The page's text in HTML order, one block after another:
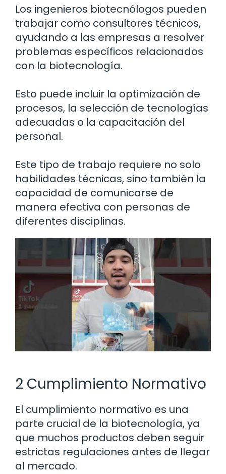
Los ingenieros biotecnólogos pueden
trabajar como consultores técnicos,
ayudando a las empresas a resolver
problemas específicos relacionados
con la biotecnología.
Esto puede incluir la optimización de
procesos, la selección de tecnologías
adecuadas o la capacitación del
personal.
Este tipo de trabajo requiere no solo
habilidades técnicas, sino también la
capacidad de comunicarse de
manera efectiva con personas de
diferentes disciplinas.
2 Cumplimiento Normativo
El cumplimiento normativo es una
parte crucial de la biotecnología, ya
que muchos productos deben seguir
estrictas regulaciones antes de llegar
al mercado.